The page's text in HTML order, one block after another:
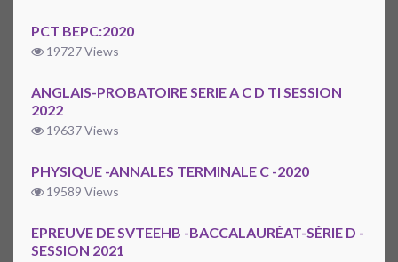
PCT BEPC:2020
19727 Views
ANGLAIS-PROBATOIRE SERIE A C D TI SESSION
2022
19637 Views
PHYSIQUE -ANNALES TERMINALE C -2020
19589 Views
EPREUVE DE SVTEEHB -BACCALAURÉAT-SÉRIE D -
SESSION 2021